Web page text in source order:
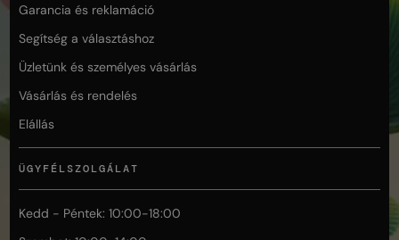
Garancia és reklamáció
Segítség a választáshoz
Üzletünk és személyes vásárlás
Vásárlás és rendelés
Elállás
ÜGYFÉLSZOLGÁLAT
Kedd - Péntek: 10:00-18:00